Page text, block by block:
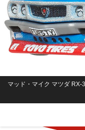
マッド・マイク マツダ RX-